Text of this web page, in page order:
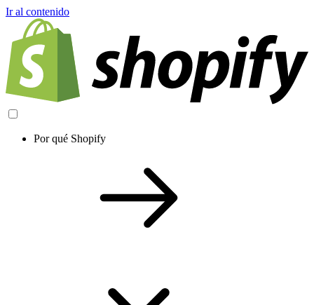
Ir al contenido
Por qué Shopify